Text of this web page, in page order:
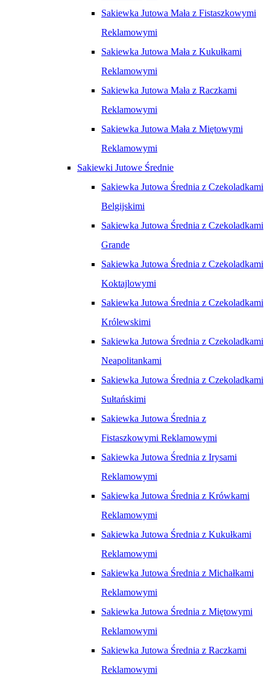
Sakiewka Jutowa Mała z Fistaszkowymi
Reklamowymi
Sakiewka Jutowa Mała z Kukułkami
Reklamowymi
Sakiewka Jutowa Mała z Raczkami
Reklamowymi
Sakiewka Jutowa Mała z Miętowymi
Reklamowymi
Sakiewki Jutowe Średnie
Sakiewka Jutowa Średnia z Czekoladkami
Belgijskimi
Sakiewka Jutowa Średnia z Czekoladkami
Grande
Sakiewka Jutowa Średnia z Czekoladkami
Koktajlowymi
Sakiewka Jutowa Średnia z Czekoladkami
Królewskimi
Sakiewka Jutowa Średnia z Czekoladkami
Neapolitankami
Sakiewka Jutowa Średnia z Czekoladkami
Sułtańskimi
Sakiewka Jutowa Średnia z
Fistaszkowymi Reklamowymi
Sakiewka Jutowa Średnia z Irysami
Reklamowymi
Sakiewka Jutowa Średnia z Krówkami
Reklamowymi
Sakiewka Jutowa Średnia z Kukułkami
Reklamowymi
Sakiewka Jutowa Średnia z Michałkami
Reklamowymi
Sakiewka Jutowa Średnia z Miętowymi
Reklamowymi
Sakiewka Jutowa Średnia z Raczkami
Reklamowymi